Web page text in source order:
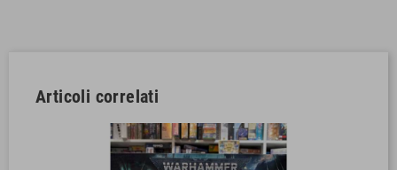
Articoli correlati